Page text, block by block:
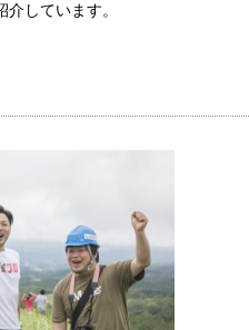
しています。